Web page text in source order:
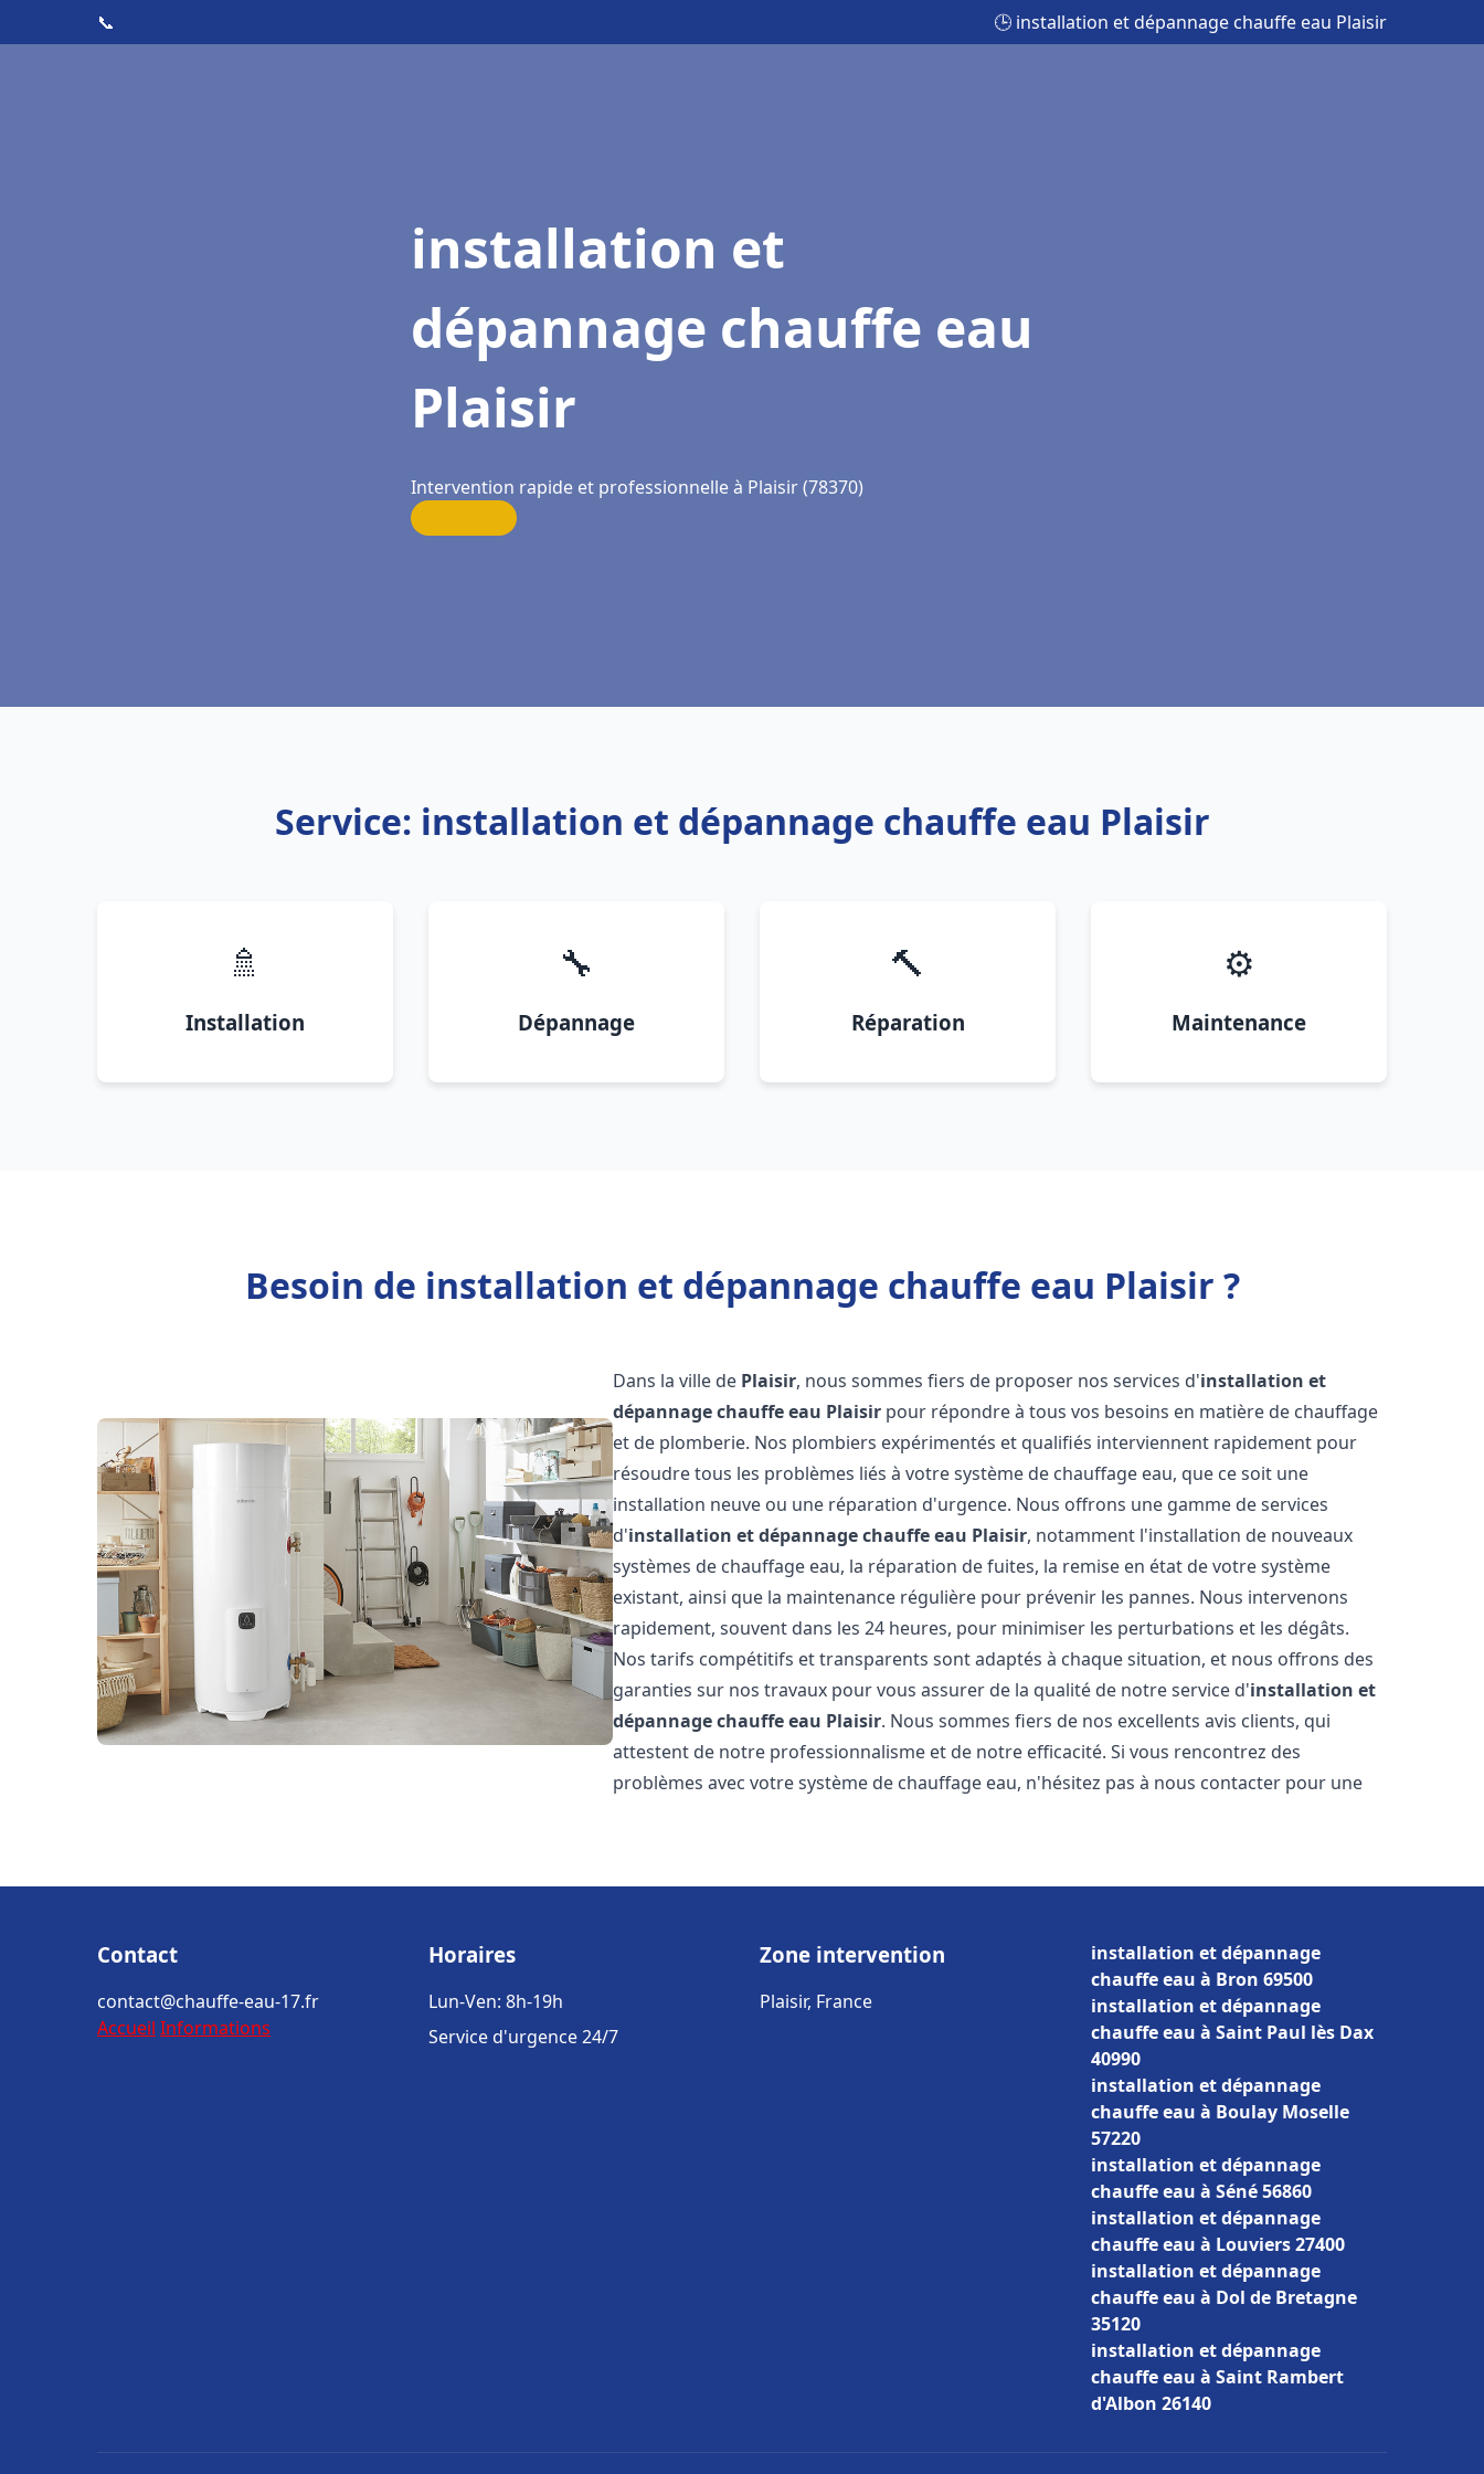
📞 🕒 installation et dépannage chauffe eau Plaisir
installation et
dépannage chauffe eau
Plaisir
Intervention rapide et professionnelle à Plaisir (78370)
Service: installation et dépannage chauffe eau Plaisir
🚿
Installation
🔧
Dépannage
🔨
Réparation
⚙️
Maintenance
Besoin de installation et dépannage chauffe eau Plaisir ?
Dans la ville de Plaisir, nous sommes fiers de proposer nos services d'installation et
dépannage chauffe eau Plaisir pour répondre à tous vos besoins en matière de chauffage
et de plomberie. Nos plombiers expérimentés et qualifiés interviennent rapidement pour
résoudre tous les problèmes liés à votre système de chauffage eau, que ce soit une
installation neuve ou une réparation d'urgence. Nous offrons une gamme de services
d'installation et dépannage chauffe eau Plaisir, notamment l'installation de nouveaux
systèmes de chauffage eau, la réparation de fuites, la remise en état de votre système
existant, ainsi que la maintenance régulière pour prévenir les pannes. Nous intervenons
rapidement, souvent dans les 24 heures, pour minimiser les perturbations et les dégâts.
Nos tarifs compétitifs et transparents sont adaptés à chaque situation, et nous offrons des
garanties sur nos travaux pour vous assurer de la qualité de notre service d'installation et
dépannage chauffe eau Plaisir. Nous sommes fiers de nos excellents avis clients, qui
attestent de notre professionnalisme et de notre efficacité. Si vous rencontrez des
problèmes avec votre système de chauffage eau, n'hésitez pas à nous contacter pour une
Contact
contact@chauffe-eau-17.fr
Accueil Informations
Horaires
Lun-Ven: 8h-19h
Service d'urgence 24/7
Zone intervention
Plaisir, France
installation et dépannage
chauffe eau à Bron 69500
installation et dépannage
chauffe eau à Saint Paul lès Dax
40990
installation et dépannage
chauffe eau à Boulay Moselle
57220
installation et dépannage
chauffe eau à Séné 56860
installation et dépannage
chauffe eau à Louviers 27400
installation et dépannage
chauffe eau à Dol de Bretagne
35120
installation et dépannage
chauffe eau à Saint Rambert
d'Albon 26140